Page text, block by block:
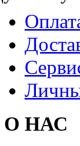
О НАС